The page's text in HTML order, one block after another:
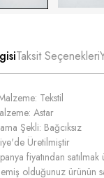
Taksit Seçenekleri
Tekstil
Astar
Şekli: Bağcıksız
Üretilmiştir
fiyatından
olduğunuz ürünün